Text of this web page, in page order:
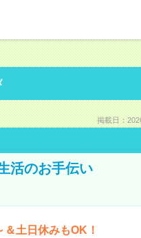
掲載日：
活のお手伝い
土日休みもOK！